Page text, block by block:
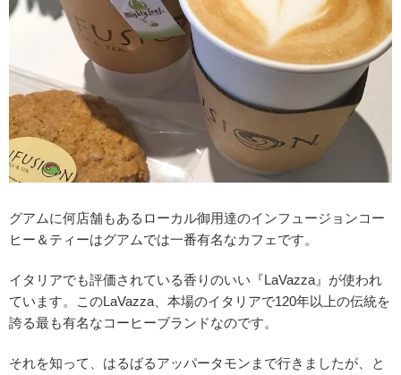
グアムに何店舗もあるローカル御用達のインフュージョンコー
ヒー＆ティーはグアムでは一番有名なカフェです。
イタリアでも評価されている香りのいい『LaVazza』が使われ
ています。このLaVazza、本場のイタリアで120年以上の伝統を
誇る最も有名なコーヒーブランドなのです。
それを知って、はるばるアッパータモンまで行きましたが、と